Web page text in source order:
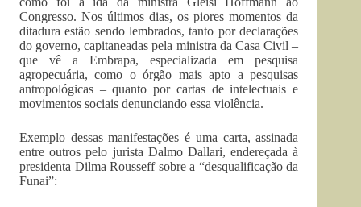
Congresso. Nos últimos dias, os piores momentos da
ditadura estão sendo lembrados, tanto por declarações
do governo, capitaneadas pela ministra da Casa Civil –
que vê a Embrapa, especializada em pesquisa
agropecuária, como o órgão mais apto a pesquisas
antropológicas – quanto por cartas de intelectuais e
movimentos sociais denunciando essa violência.
Exemplo dessas manifestações é uma carta, assinada
entre outros pelo jurista Dalmo Dallari, endereçada à
presidenta Dilma Rousseff sobre a “desqualificação da
Funai”: